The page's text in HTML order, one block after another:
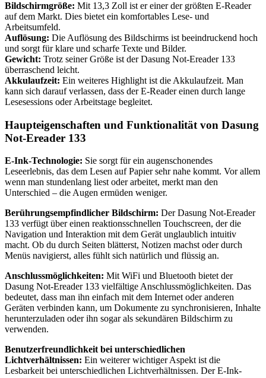
Bildschirmgröße: Mit 13,3 Zoll ist er einer der größten E-Reader
auf dem Markt. Dies bietet ein komfortables Lese- und
Arbeitsumfeld.
Auflösung: Die Auflösung des Bildschirms ist beeindruckend hoch
und sorgt für klare und scharfe Texte und Bilder.
Gewicht: Trotz seiner Größe ist der Dasung Not-Ereader 133
überraschend leicht.
Akkulaufzeit: Ein weiteres Highlight ist die Akkulaufzeit. Man
kann sich darauf verlassen, dass der E-Reader einen durch lange
Lesesessions oder Arbeitstage begleitet.
Haupteigenschaften und Funktionalität von Dasung
Not-Ereader 133
E-Ink-Technologie: Sie sorgt für ein augenschonendes
Leseerlebnis, das dem Lesen auf Papier sehr nahe kommt. Vor allem
wenn man stundenlang liest oder arbeitet, merkt man den
Unterschied – die Augen ermüden weniger.
Berührungsempfindlicher Bildschirm: Der Dasung Not-Ereader
133 verfügt über einen reaktionsschnellen Touchscreen, der die
Navigation und Interaktion mit dem Gerät unglaublich intuitiv
macht. Ob du durch Seiten blätterst, Notizen machst oder durch
Menüs navigierst, alles fühlt sich natürlich und flüssig an.
Anschlussmöglichkeiten: Mit WiFi und Bluetooth bietet der
Dasung Not-Ereader 133 vielfältige Anschlussmöglichkeiten. Das
bedeutet, dass man ihn einfach mit dem Internet oder anderen
Geräten verbinden kann, um Dokumente zu synchronisieren, Inhalte
herunterzuladen oder ihn sogar als sekundären Bildschirm zu
verwenden.
Benutzerfreundlichkeit bei unterschiedlichen
Lichtverhältnissen: Ein weiterer wichtiger Aspekt ist die
Lesbarkeit bei unterschiedlichen Lichtverhältnissen. Der E-Ink-